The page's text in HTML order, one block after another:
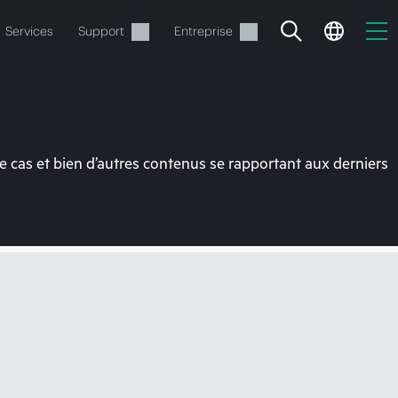
Services Support Entreprise
et bien d’autres contenus se rapportant aux derniers